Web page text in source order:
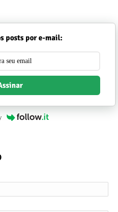
posts por e-mail: